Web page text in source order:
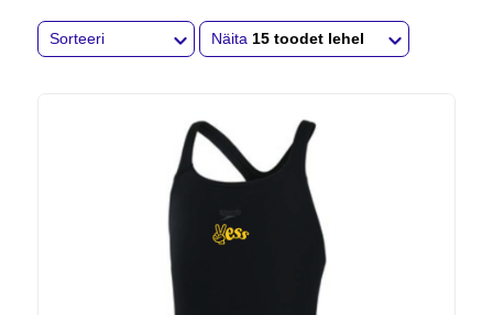
Sorteeri Näita 15 toodet lehel